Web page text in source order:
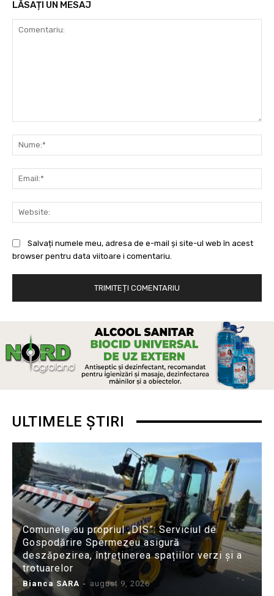
LĂSAȚI UN MESAJ
Salvați numele meu, adresa de e-mail și site-ul web în acest
browser pentru data viitoare i comentariu.
ULTIMELE ȘTIRI
Comunele au propriul „DIS”: Serviciul de
Gospodărire Spermezeu asigură
deszăpezirea, întreținerea spațiilor verzi și a
trotuarelor
Bianca SARA - august 9, 2026